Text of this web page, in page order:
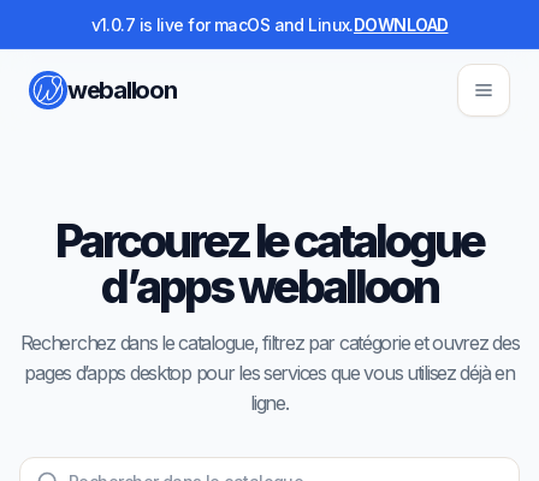
v1.0.7 is live for macOS and Linux.DOWNLOAD
weballoon
Parcourez le catalogue
d’apps weballoon
Recherchez dans le catalogue, filtrez par catégorie et ouvrez des
pages d’apps desktop pour les services que vous utilisez déjà en
ligne.